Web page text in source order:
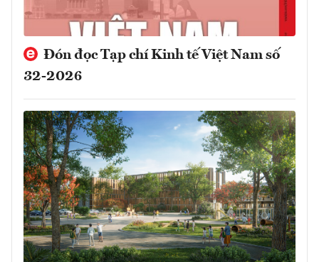
Đón đọc Tạp chí Kinh tế Việt Nam số
32-2026